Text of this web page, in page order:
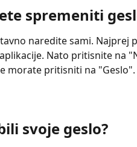
spremeniti
naredite sami. Najprej
Nato pritisnite na
morate pritisniti na
svoje geslo?